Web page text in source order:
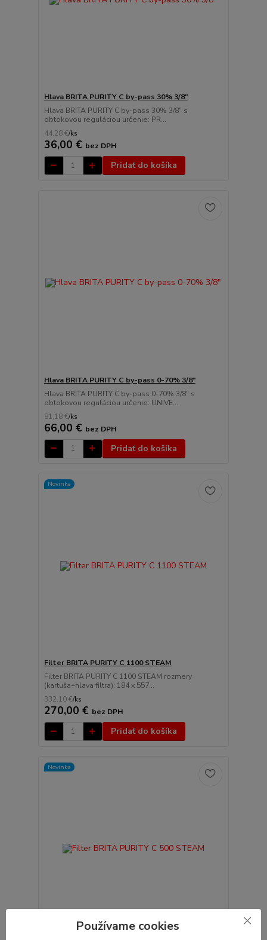
Hlava BRITA PURITY C by-pass 30% 3/8"
Hlava BRITA PURITY C by-pass 30% 3/8" s
obtokovou reguláciou určenie: PR...
44,28 €/ks
36,00 € bez DPH
Pridať do košíka
Hlava BRITA PURITY C by-pass 0-70% 3/8"
Hlava BRITA PURITY C by-pass 0-70% 3/8" s
obtokovou reguláciou určenie: UNIVE...
81,18 €/ks
66,00 € bez DPH
Pridať do košíka
Novinka
Filter BRITA PURITY C 1100 STEAM
Filter BRITA PURITY C 1100 STEAM rozmery
(kartuša+hlava filtra): 184 x 557...
332,10 €/ks
270,00 € bez DPH
Pridať do košíka
Novinka
Používame cookies